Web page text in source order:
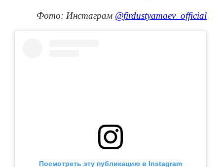
Фото: Инстаграм @firdustyamaev_official
Посмотреть эту публикацию в Instagram